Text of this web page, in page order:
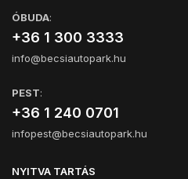
ÓBUDA:
+36 1 300 3333
info@becsiautopark.hu
PEST:
+36 1 240 0701
infopest@becsiautopark.hu
NYITVA TARTÁS